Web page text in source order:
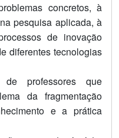
concretos, à
pesquisa aplicada, à
de inovação
diferentes tecnologias
de professores que
da fragmentação
e a prática